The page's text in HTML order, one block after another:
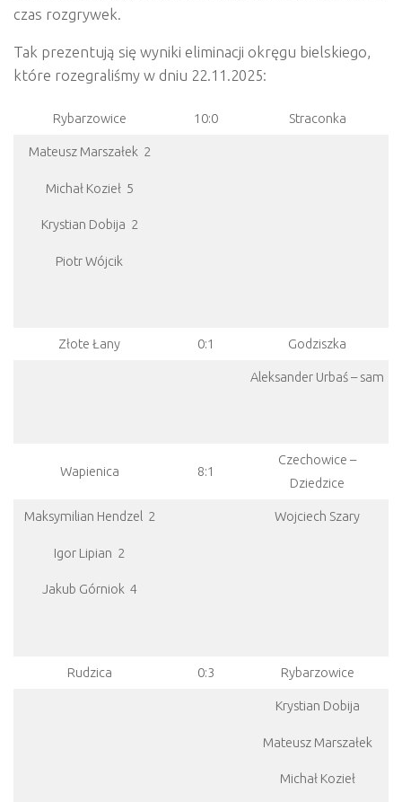
czas rozgrywek.
Tak prezentują się wyniki eliminacji okręgu bielskiego,
które rozegraliśmy w dniu 22.11.2025:
Rybarzowice 10:0 Straconka
Mateusz Marszałek 2
Michał Kozieł 5
Krystian Dobija 2
Piotr Wójcik
Złote Łany 0:1 Godziszka
Aleksander Urbaś – sam
Wapienica 8:1
Czechowice –
Dziedzice
Maksymilian Hendzel 2
Igor Lipian 2
Jakub Górniok 4
Wojciech Szary
Rudzica 0:3 Rybarzowice
Krystian Dobija
Mateusz Marszałek
Michał Kozieł